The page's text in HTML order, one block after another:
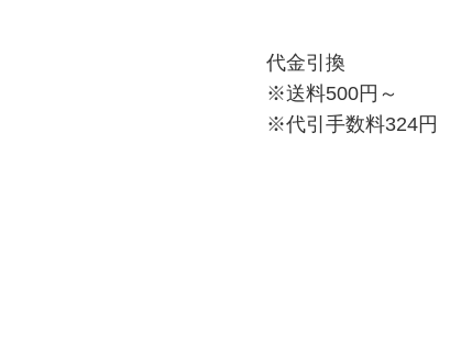
代金引換
※送料500円～
※代引手数料324円